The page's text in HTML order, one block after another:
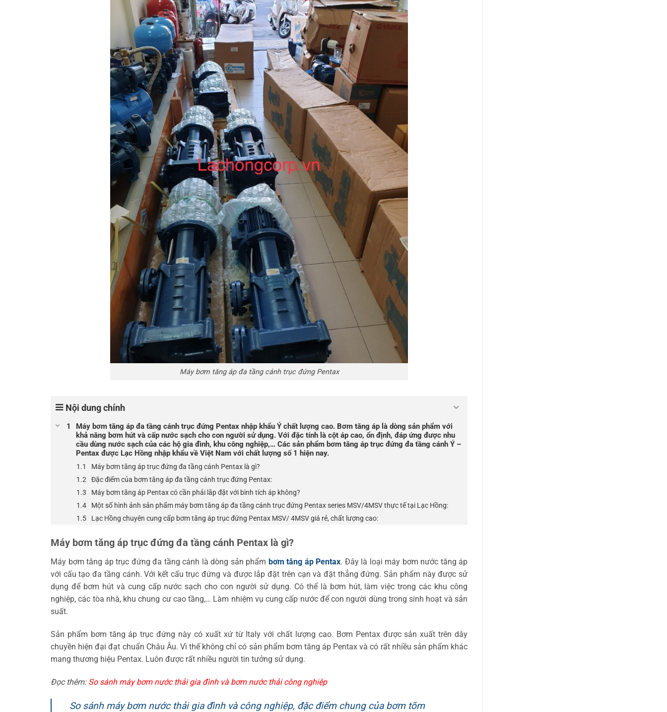
Máy bơm tăng áp đa tầng cánh trục đứng Pentax
Nội dung chính
Máy bơm tăng áp đa tầng cánh trục đứng Pentax nhập khẩu Ý chất lượng cao. Bơm tăng áp là dòng sản phẩm với
khả năng bơm hút và cấp nước sạch cho con người sử dụng. Với đặc tính là cột áp cao, ổn định, đáp ứng được nhu
cầu dùng nước sạch của các hộ gia đình, khu công nghiệp,… Các sản phẩm bơm tăng áp trục đứng đa tầng cánh Ý –
Pentax được Lạc Hồng nhập khẩu về Việt Nam với chất lượng số 1 hiện nay.
Máy bơm tăng áp trục đứng đa tầng cánh Pentax là gì?
Đặc điểm của bơm tăng áp đa tầng cánh trục đứng Pentax:
Máy bơm tăng áp Pentax có cần phải lắp đặt với bình tích áp không?
Một số hình ảnh sản phẩm máy bơm tăng áp đa tầng cánh trục đứng Pentax series MSV/4MSV thực tế tại Lạc Hồng:
Lạc Hồng chuyên cung cấp bơm tăng áp trục đứng Pentax MSV/ 4MSV giá rẻ, chất lượng cao:
Máy bơm tăng áp trục đứng đa tầng cánh Pentax là gì?
Máy bơm tăng áp trục đứng đa tầng cánh là dòng sản phẩm bơm tăng áp Pentax. Đây là loại máy bơm nước tăng áp
với cấu tạo đa tầng cánh. Với kết cấu trục đứng và được lắp đặt trên cạn và đặt thẳng đứng. Sản phẩm này được sử
dụng để bơm hút và cung cấp nước sạch cho con người sử dụng. Có thể là bơm hút, làm việc trong các khu công
nghiệp, các tòa nhà, khu chung cư cao tầng,… Làm nhiệm vụ cung cấp nước để con người dùng trong sinh hoạt và sản
suất.
Sản phẩm bơm tăng áp trục đứng này có xuất xứ từ Italy với chất lượng cao. Bơm Pentax được sản xuất trên dây
chuyền hiện đại đạt chuẩn Châu Âu. Vì thế không chỉ có sản phẩm bơm tăng áp Pentax và có rất nhiều sản phẩm khác
mang thương hiệu Pentax. Luôn được rất nhiều người tin tưởng sử dụng.
Đọc thêm: So sánh máy bơm nước thải gia đình và bơm nước thải công nghiệp
So sánh máy bơm nước thải gia đình và công nghiệp, đặc điểm chung của bơm tõm